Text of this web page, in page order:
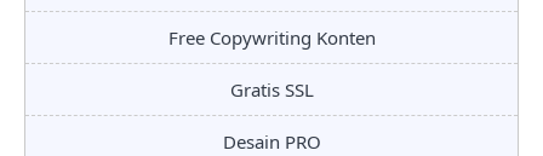
Free Copywriting Konten
Gratis SSL
Desain PRO